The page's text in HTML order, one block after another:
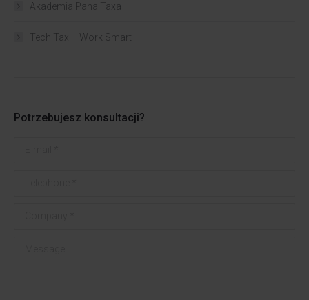
Akademia Pana Taxa
Tech Tax – Work Smart
Potrzebujesz konsultacji?